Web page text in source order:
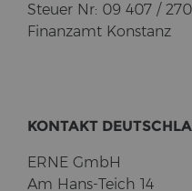
Steu­er Nr: 09 407 /
Fi­nanz­amt Kon­stanz
KON­TAKT
ERNE GmbH
Am Hans-​Teich 14